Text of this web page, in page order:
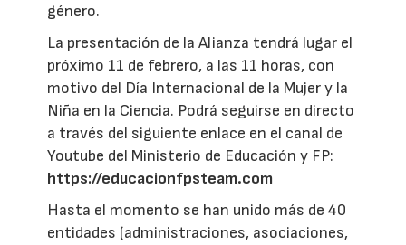
género.
La presentación de la Alianza tendrá lugar el
próximo 11 de febrero, a las 11 horas, con
motivo del Día Internacional de la Mujer y la
Niña en la Ciencia. Podrá seguirse en directo
a través del siguiente enlace en el canal de
Youtube del Ministerio de Educación y FP:
https://educacionfpsteam.com
Hasta el momento se han unido más de 40
entidades (administraciones, asociaciones,